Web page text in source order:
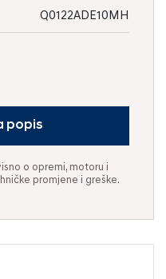
Q0122ADE10MH
popis
o opremi, motoru i
promjene i greške.